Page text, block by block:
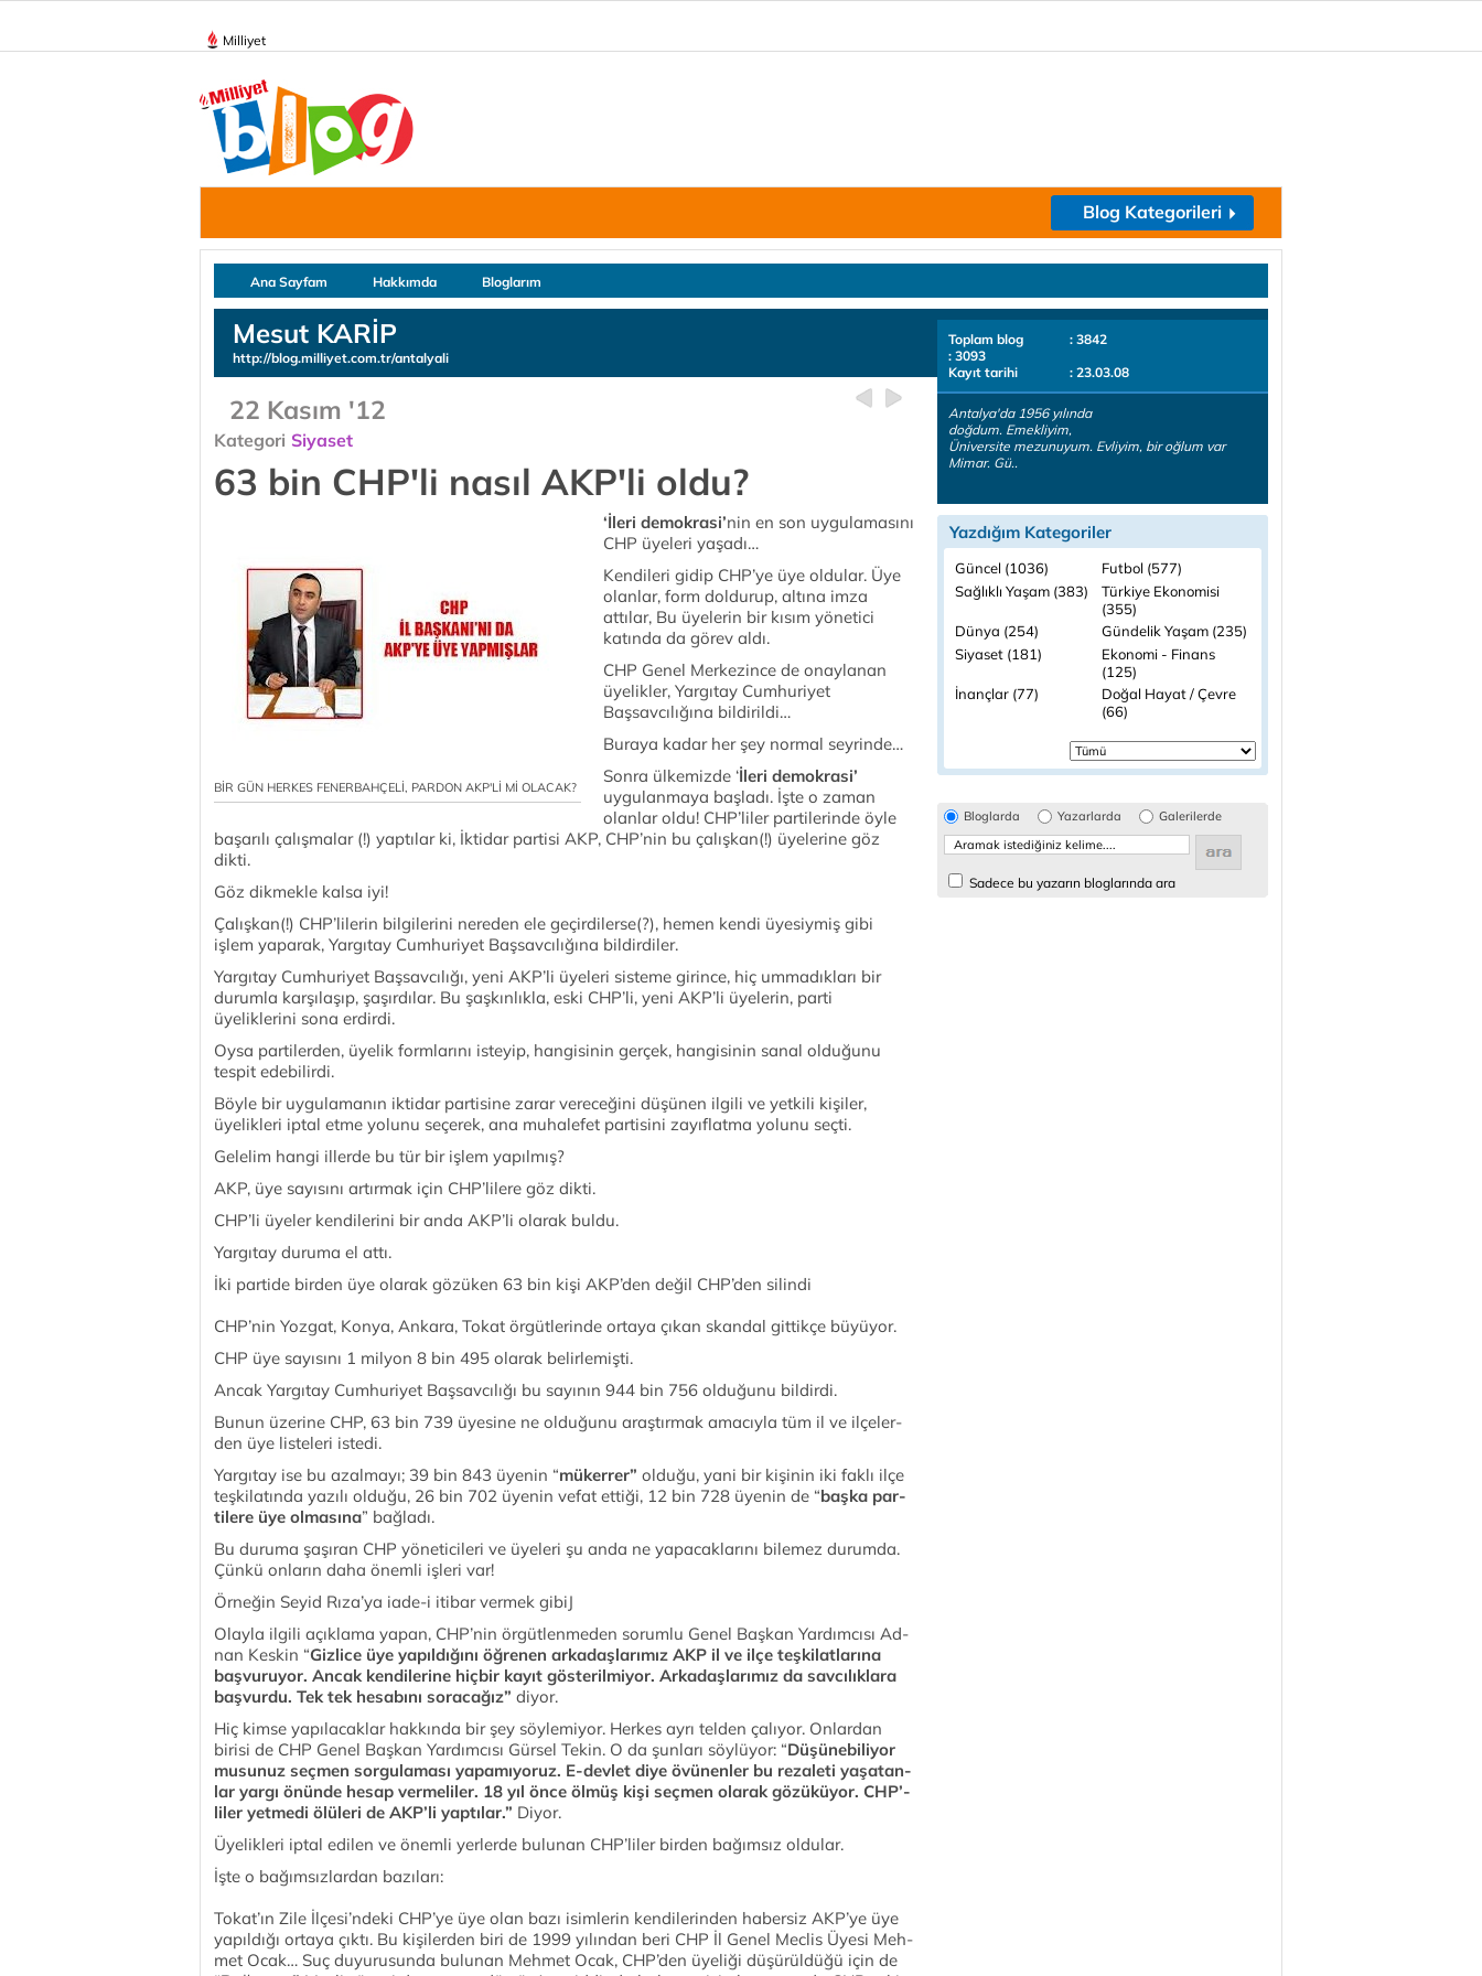
Milliyet
Blog Kategorileri
Ana Sayfam Hakkımda Bloglarım
Mesut KARİP
http://blog.milliyet.com.tr/antalyali
22 Kasım '12
Kategori Siyaset
63 bin CHP'li nasıl AKP'li oldu?
BİR GÜN HERKES FENERBAHÇELİ, PARDON AKP'Lİ Mİ OLACAK?
‘İleri demokrasi’nin en son uygulamasını
CHP üyeleri yaşadı…
Kendileri gidip CHP’ye üye oldular. Üye
olanlar, form doldurup, altına imza
attılar, Bu üyelerin bir kısım yönetici
katında da görev aldı.
CHP Genel Merkezince de onaylanan
üyelikler, Yargıtay Cumhuriyet
Başsavcılığına bildirildi…
Buraya kadar her şey normal seyrinde…
Sonra ülkemizde ‘İleri demokrasi’
uygulanmaya başladı. İşte o zaman
olanlar oldu! CHP’liler partilerinde öyle
başarılı çalışmalar (!) yaptılar ki, İktidar partisi AKP, CHP’nin bu çalışkan(!) üyelerine göz
dikti.
Göz dikmekle kalsa iyi!
Çalışkan(!) CHP’lilerin bilgilerini nereden ele geçirdilerse(?), hemen kendi üyesiymiş gibi
işlem yaparak, Yargıtay Cumhuriyet Başsavcılığına bildirdiler.
Yargıtay Cumhuriyet Başsavcılığı, yeni AKP’li üyeleri sisteme girince, hiç ummadıkları bir
durumla karşılaşıp, şaşırdılar. Bu şaşkınlıkla, eski CHP’li, yeni AKP’li üyelerin, parti
üyeliklerini sona erdirdi.
Oysa partilerden, üyelik formlarını isteyip, hangisinin gerçek, hangisinin sanal olduğunu
tespit edebilirdi.
Böyle bir uygulamanın iktidar partisine zarar vereceğini düşünen ilgili ve yetkili kişiler,
üyelikleri iptal etme yolunu seçerek, ana muhalefet partisini zayıflatma yolunu seçti.
Gelelim hangi illerde bu tür bir işlem yapılmış?
AKP, üye sayısını artırmak için CHP’lilere göz dikti.
CHP’li üyeler kendilerini bir anda AKP’li olarak buldu.
Yargıtay duruma el attı.
İki partide birden üye olarak gözüken 63 bin kişi AKP’den değil CHP’den silindi
CHP’­nin Yoz­gat, Kon­ya, An­ka­ra, To­kat ör­güt­le­rin­de or­ta­ya çı­kan skan­dal git­tik­çe bü­yü­yor.
CHP üye sa­yı­sı­nı 1 mil­yon 8 bin 495 ola­rak be­lir­le­miş­ti.
An­cak Yar­gı­tay Cum­hu­ri­yet Baş­sav­cı­lı­ğı bu sa­yı­nın 944 bin 756 ol­du­ğu­nu bil­di­r­di.
Bu­nun üze­ri­ne CHP, 63 bin 739 üye­si­ne ne ol­du­ğu­nu araş­tır­mak ama­cıy­la tüm il ve il­çe­ler­
den üye lis­te­le­ri is­te­di.
Yar­gı­tay ise bu azal­ma­yı; 39 bin 843 üye­nin “mü­ker­re­r” ol­du­ğu, ya­ni bir ki­şi­nin iki fak­lı il­çe
teş­ki­la­tın­da ya­zı­lı ol­du­ğu, 26 bin 702 üye­nin ve­fat et­ti­ği, 12 bin 728 üye­nin de “baş­ka par­
ti­le­re üye ol­masına” bağladı.
Bu duruma şaşıran CHP yöneticileri ve üyeleri şu anda ne yapacaklarını bilemez durumda.
Çünkü onların daha önemli işleri var!
Örneğin Seyid Rıza’ya iade-i itibar vermek gibiJ
Olayla ilgili açıklama yapan, CHP’­nin ör­güt­len­me­den so­rum­lu Ge­nel Baş­kan Yar­dım­cı­sı Ad­
nan Kes­kin “Giz­li­ce üye ya­pıl­dı­ğı­nı öğ­re­nen ar­ka­daş­la­rı­mız AKP il ve il­çe teş­ki­lat­la­rı­na
baş­vu­ru­yor. An­cak ken­di­le­ri­ne hiçbir ka­yıt gös­te­ril­mi­yor. Ar­ka­daş­la­rı­mız da sav­cı­lık­la­ra
baş­vur­du. Tek tek he­sa­bı­nı so­ra­ca­ğı­z” di­yor.
Hiç kimse yapılacaklar hakkında bir şey söylemiyor. Herkes ayrı telden çalıyor. Onlardan
birisi de CHP Ge­nel Baş­kan Yar­dım­cı­sı Gür­sel Te­kin. O da şun­la­rı söy­lüyor: “Dü­şü­ne­bi­li­yor
mu­su­nuz seç­men sor­gu­la­ma­sı ya­pa­mı­yo­ruz. E-dev­let di­ye övü­nen­ler bu re­za­le­ti ya­şa­tan­
lar yar­gı önün­de he­sap ver­me­li­ler. 18 yıl ön­ce öl­müş ki­şi seç­men ola­rak gö­zü­kü­yor. CHP’­
li­ler yet­me­di ölü­le­ri de AK­P’­li yap­tı­lar.” Diyor.
Üyelikleri iptal edilen ve önemli yerlerde bulunan CHP’liler birden bağımsız oldular.
İşte o bağımsızlardan bazıları:
To­ka­t’­ın Zi­le İl­çe­si­’n­de­ki CHP’­ye üye olan ba­zı isim­le­rin ken­di­le­rin­den ha­ber­siz AK­P’­ye üye
ya­pıl­dı­ğı or­ta­ya çık­tı. Bu ki­şi­ler­den bi­ri de 1999 yılından be­ri CHP İl Ge­nel Mec­lis Üye­si Meh­
met Ocak… Suç du­yu­ru­sun­da bu­lu­nan Mehmet Ocak, CHP’­den üye­li­ği dü­şü­rül­dü­ğü için ­de
Toplam blog
: 3842
: 3093
Kayıt tarihi
: 23.03.08
Antalya'da 1956 yılında
doğdum. Emekliyim,
Üniversite mezunuyum. Evliyim, bir oğlum var
Mimar. Gü..
Yazdığım Kategoriler
Güncel (1036)
Futbol (577)
Sağlıklı Yaşam (383)
Türkiye Ekonomisi
(355)
Dünya (254)
Gündelik Yaşam (235)
Siyaset (181)
Ekonomi - Finans
(125)
İnançlar (77) Doğal Hayat / Çevre
(66)
Bloglarda Yazarlarda Galerilerde
Sadece bu yazarın bloglarında ara